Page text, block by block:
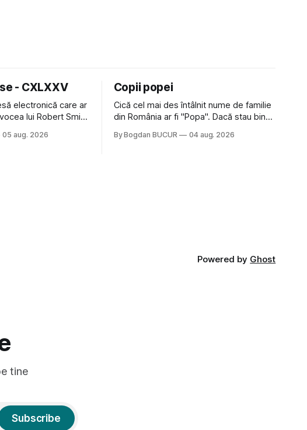
- CXLXXV
electronică care ar
lui Robert Smith
multe piese faine
05 aug. 2026
Copii popei
Cică cel mai des întâlnit nume de familie
din România ar fi "Popa". Dacă stau bine
colegi de școala Popa cam peste tot
By Bogdan BUCUR 04 aug. 2026
Powered by Ghost
tine
Subscribe